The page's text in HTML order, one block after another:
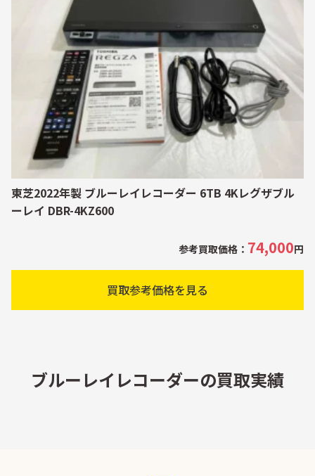
東芝2022年製 ブルーレイレコーダー 6TB 4Kレグザブル
ーレイ DBR-4KZ600
参考買取価格： 74,000円
買取参考価格を見る
ブルーレイレコーダーの買取実績